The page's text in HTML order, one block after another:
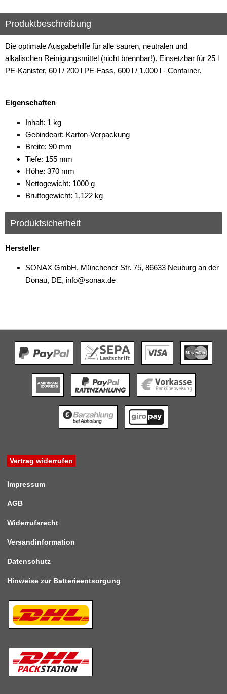
Produktbeschreibung
Die optimale Ausgabehilfe für alle sauren, neutralen und
alkalischen Reinigungsmittel (nicht brennbar!). Einsetzbar für 25 l
PE-Kanister, 60 l / 200 l PE-Fass, 600 l / 1.000 l - Container.
Eigenschaften
Inhalt: 1 kg
Gebindeart: Karton-Verpackung
Breite: 90 mm
Tiefe: 155 mm
Höhe: 370 mm
Nettogewicht: 1000 g
Bruttogewicht: 1,122 kg
Produktsicherheit
Hersteller
SONAX GmbH, Münchener Str. 75, 86633 Neuburg an der
Donau, DE, info@sonax.de
Vertrag widerrufen
Impressum
AGB
Widerrufsrecht
Versandinformation
Datenschutz
Hinweise zur Batterieentsorgung